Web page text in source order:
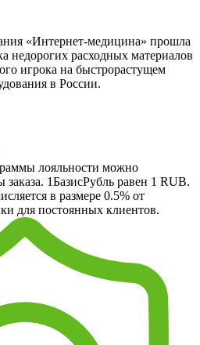
«Интернет-медицина» прошла
недорогих расходных материалов
игрока на быстрорастущем
в России.
лояльности можно
1БазисРубль равен 1 RUB.
в размере 0.5% от
для постоянных клиентов.